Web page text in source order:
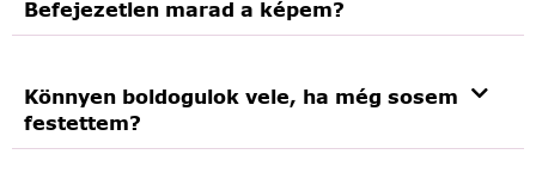
Befejezetlen marad a képem?
Könnyen boldogulok vele, ha még sosem
festettem?